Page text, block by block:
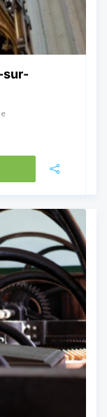
sur-